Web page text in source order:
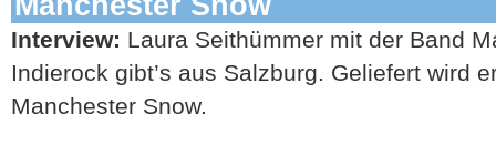
Interview: Laura Seithümmer mit der Band
Indierock gibt’s aus Salzburg. Geliefert wird
Manchester Snow.